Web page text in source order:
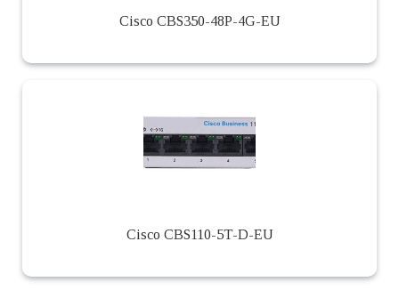
Cisco CBS350-48P-4G-EU
Cisco CBS110-5T-D-EU